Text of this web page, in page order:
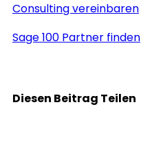
Consulting vereinbaren
Sage 100 Partner finden
Diesen Beitrag Teilen